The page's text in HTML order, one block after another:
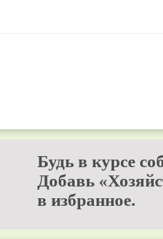
Будь в курсе
Добавь
в избранное.